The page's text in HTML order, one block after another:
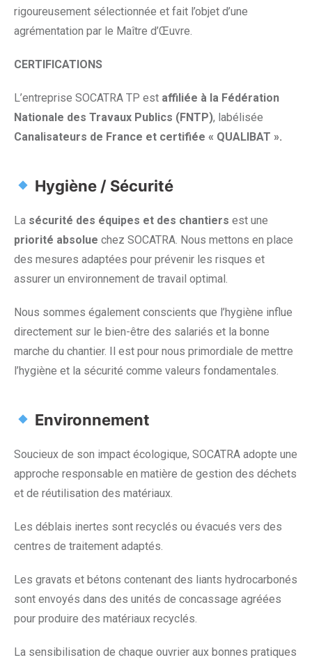
rigoureusement sélectionnée et fait l’objet d’une
agrémentation par le Maître d’Œuvre.
CERTIFICATIONS
L’entreprise SOCATRA TP est affiliée à la Fédération
Nationale des Travaux Publics (FNTP), labélisée
Canalisateurs de France et certifiée « QUALIBAT ».
Hygiène / Sécurité
La sécurité des équipes et des chantiers est une
priorité absolue chez SOCATRA. Nous mettons en place
des mesures adaptées pour prévenir les risques et
assurer un environnement de travail optimal.
Nous sommes également conscients que l’hygiène influe
directement sur le bien-être des salariés et la bonne
marche du chantier. Il est pour nous primordiale de mettre
l’hygiène et la sécurité comme valeurs fondamentales.
Environnement
Soucieux de son impact écologique, SOCATRA adopte une
approche responsable en matière de gestion des déchets
et de réutilisation des matériaux.
Les déblais inertes sont recyclés ou évacués vers des
centres de traitement adaptés.
Les gravats et bétons contenant des liants hydrocarbonés
sont envoyés dans des unités de concassage agréées
pour produire des matériaux recyclés.
La sensibilisation de chaque ouvrier aux bonnes pratiques